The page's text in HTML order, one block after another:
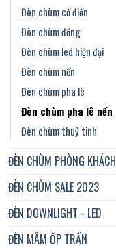
Đèn chùm cổ điển
Đèn chùm đồng
Đèn chùm led hiện đại
Đèn chùm nến
Đèn chùm pha lê
Đèn chùm pha lê nến
Đèn chùm thuỷ tinh
ĐÈN CHÙM PHÒNG KHÁCH
ĐÈN CHÙM SALE 2023
ĐÈN DOWNLIGHT - LED
ĐÈN MÂM ỐP TRẦN